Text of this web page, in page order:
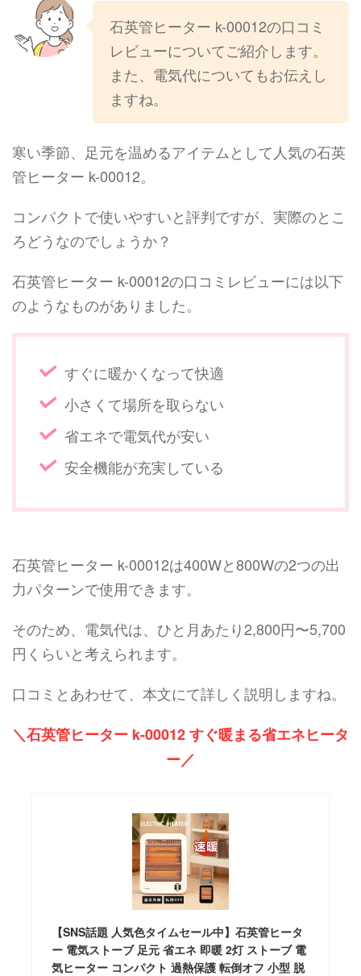
石英管ヒーター k-00012の口コミ
レビューについてご紹介します。
また、電気代についてもお伝えし
ますね。
寒い季節、足元を温めるアイテムとして人気の石英
管ヒーター k-00012。
コンパクトで使いやすいと評判ですが、実際のとこ
ろどうなのでしょうか？
石英管ヒーター k-00012の口コミレビューには以下
のようなものがありました。
すぐに暖かくなって快適
小さくて場所を取らない
省エネで電気代が安い
安全機能が充実している
石英管ヒーター k-00012は400Wと800Wの2つの出
力パターンで使用できます。
そのため、電気代は、ひと月あたり2,800円〜5,700
円くらいと考えられます。
口コミとあわせて、本文にて詳しく説明しますね。
＼石英管ヒーター k-00012 すぐ暖まる省エネヒータ
ー／
【SNS話題 人気色タイムセール中】石英管ヒータ
ー 電気ストーブ 足元 省エネ 即暖 2灯 ストーブ 電
気ヒーター コンパクト 過熱保護 転倒オフ 小型 脱